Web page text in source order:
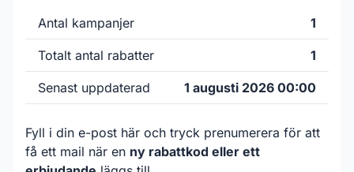
Antal kampanjer 1
Totalt antal rabatter 1
Senast uppdaterad 1 augusti 2026 00:00
Fyll i din e-post här och tryck prenumerera för att
få ett mail när en ny rabattkod eller ett